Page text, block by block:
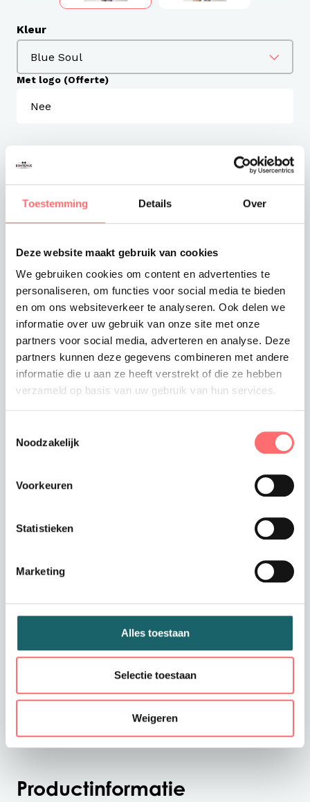
Toestemming Details Over
Deze website maakt gebruik van cookies
We gebruiken cookies om content en advertenties te
personaliseren, om functies voor social media te bieden
en om ons websiteverkeer te analyseren. Ook delen we
informatie over uw gebruik van onze site met onze
partners voor social media, adverteren en analyse. Deze
partners kunnen deze gegevens combineren met andere
informatie die u aan ze heeft verstrekt of die ze hebben
verzameld op basis van uw gebruik van hun services.
Noodzakelijk
Voorkeuren
Statistieken
Marketing
Alles toestaan
Selectie toestaan
Weigeren
Kleur
Met logo (Offerte)
XS
S
M
Maat Aantal
L
XL
2XL
3-4 werkdagen
€8,99 Toevoegen aan winkelwagen
Wil je een offerte of sample aanvragen.
Stop dit product dan in je winkelmandje en
vraag een offerte of sample aan.
Productinformatie